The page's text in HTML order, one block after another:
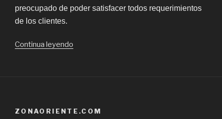
preocupado de poder satisfacer todos requerimientos
de los clientes.
Continua leyendo
ZONAORIENTE.COM